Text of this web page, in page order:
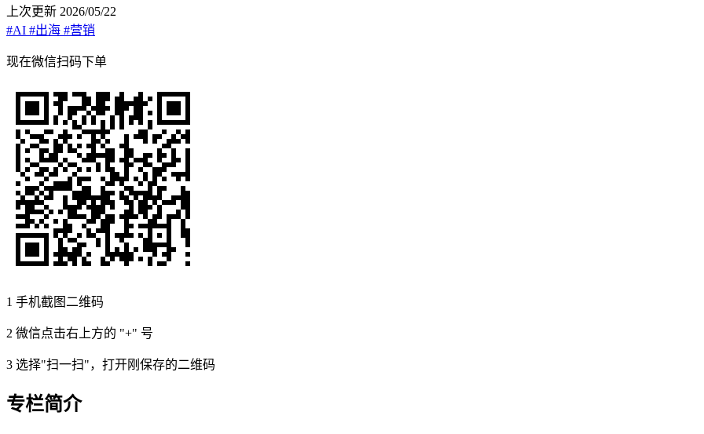
上次更新 2026/05/22
#AI #出海 #营销
现在微信扫码下单
1 手机截图二维码
2 微信点击右上方的 "+" 号
3 选择"扫一扫"，打开刚保存的二维码
专栏简介